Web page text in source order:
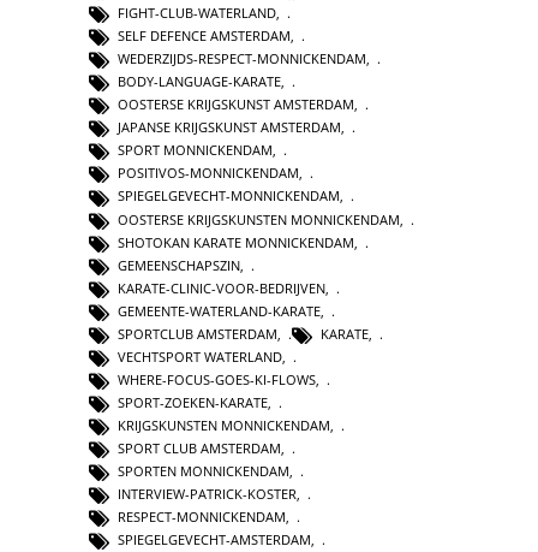
FIGHT-CLUB-WATERLAND
SELF DEFENCE AMSTERDAM,
WEDERZIJDS-RESPECT-MONNICKENDAM,
BODY-LANGUAGE-KARATE,
OOSTERSE KRIJGSKUNST AMSTERDAM,
JAPANSE KRIJGSKUNST AMSTERDAM,
SPORT MONNICKENDAM,
POSITIVOS-MONNICKENDAM,
SPIEGELGEVECHT-MONNICKENDAM,
OOSTERSE KRIJGSKUNSTEN MONNICKENDAM
SHOTOKAN KARATE MONNICKENDAM
GEMEENSCHAPSZIN
KARATE-CLINIC-VOOR-BEDRIJVEN
GEMEENTE-WATERLAND-KARATE
SPORTCLUB AMSTERDAM
KARATE
VECHTSPORT WATERLAND
WHERE-FOCUS-GOES-KI-FLOWS
SPORT-ZOEKEN-KARATE,
KRIJGSKUNSTEN MONNICKENDAM,
SPORT CLUB AMSTERDAM,
SPORTEN MONNICKENDAM,
INTERVIEW-PATRICK-KOSTER,
RESPECT-MONNICKENDAM,
SPIEGELGEVECHT-AMSTERDAM,